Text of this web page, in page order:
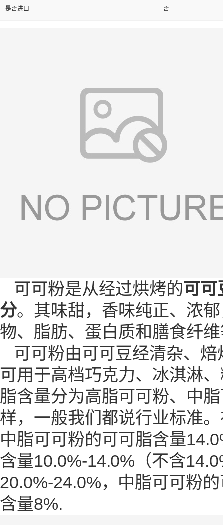
是否进口 否
可可粉是从经过烘烤的可可
分。其味甜，香味纯正、浓
物、脂肪、蛋白质和膳食纤
可可粉由可可豆经清杂、
可用于高档巧克力、冰淇淋
脂含量分为高脂可可粉、中
样，一般我们都说行业标准
中脂可可粉的可可脂含量
含量10.0%-14.0%（不含
20.0%-24.0%，中脂可可粉
含量8%.